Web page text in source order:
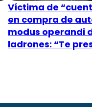
Víctima de
en compra de
modus operandi
ladrones: “Te